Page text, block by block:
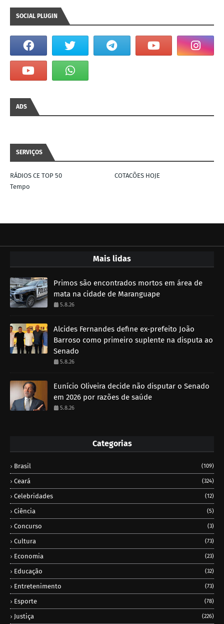
SOCIAL PLUGIN
ADS
SERVIÇOS
RÁDIOS CE TOP 50
COTACÕES HOJE
Tempo
Mais lidas
Primos são encontrados mortos em área de
mata na cidade de Maranguape
5.8.26
Alcides Fernandes define ex-prefeito João
Barroso como primeiro suplente na disputa ao
Senado
5.8.26
Eunício Oliveira decide não disputar o Senado
em 2026 por razões de saúde
5.8.26
Categorias
Brasil (109)
Ceará (324)
Celebridades (12)
Ciência (5)
Concurso (3)
Cultura (73)
Economia (23)
Educação (32)
Entretenimento (73)
Esporte (78)
Justiça (226)